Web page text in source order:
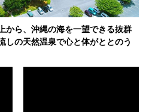
から、沖縄の海を一望できる抜群
しの天然温泉で心と体がととのう